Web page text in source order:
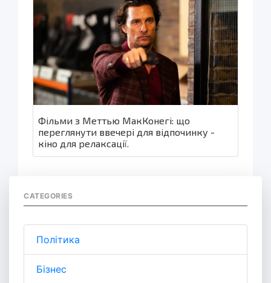
Фільми з Меттью МакКонегі: що
переглянути ввечері для відпочинку -
кіно для релаксації.
CATEGORIES
Політика
Бізнес